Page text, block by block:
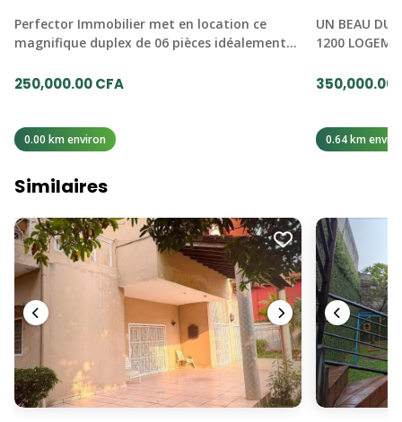
Perfector Immobilier met en location ce
magnifique duplex de 06 pièces idéalement…
250,000.00 CFA
0.00 km environ
UN BEAU
1200
350,000.00
0.64 km
Similaires